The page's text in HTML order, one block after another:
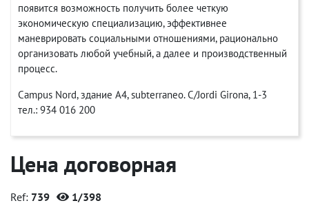
появится возможность получить более четкую
экономическую специализацию, эффективнее
маневрировать социальными отношениями, рационально
организовать любой учебный, а далее и производственный
процесс.
Campus Nord, здание A4, subterraneo. C/Jordi Girona, 1-3
тел.: 934 016 200
Цена договорная
Ref: 739 1/398